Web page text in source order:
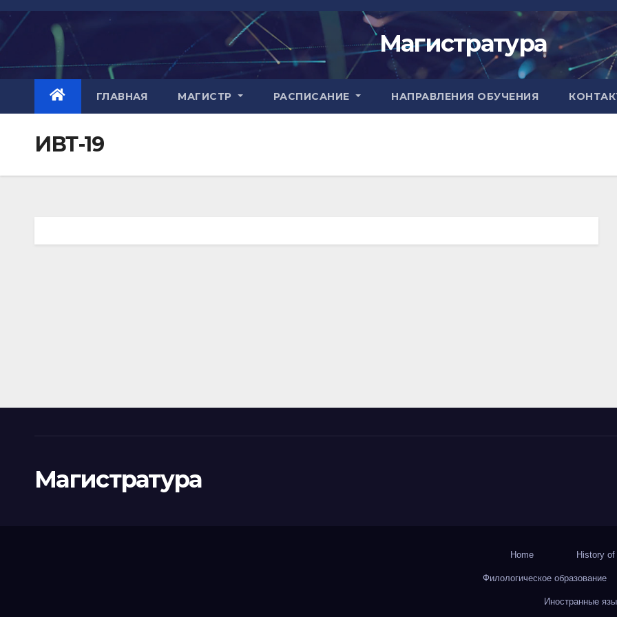
Skip
content
Магистратура
ГЛАВНАЯ МАГИСТР РАСПИСАНИЕ НАПРАВЛЕНИЯ ОБУЧЕНИЯ
ИВТ-19
Магистратура
Home History
Филологическое образование
Иностранные